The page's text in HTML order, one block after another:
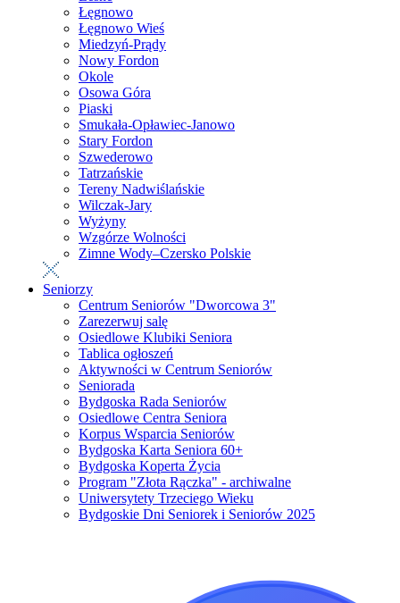
Łęgnowo
Łęgnowo Wieś
Miedzyń-Prądy
Nowy Fordon
Okole
Osowa Góra
Piaski
Smukała-Opławiec-Janowo
Stary Fordon
Szwederowo
Tatrzańskie
Tereny Nadwiślańskie
Wilczak-Jary
Wyżyny
Wzgórze Wolności
Zimne Wody–Czersko Polskie
Seniorzy
Centrum Seniorów "Dworcowa 3"
Zarezerwuj salę
Osiedlowe Klubiki Seniora
Tablica ogłoszeń
Aktywności w Centrum Seniorów
Seniorada
Bydgoska Rada Seniorów
Osiedlowe Centra Seniora
Korpus Wsparcia Seniorów
Bydgoska Karta Seniora 60+
Bydgoska Koperta Życia
Program "Złota Rączka" - archiwalne
Uniwersytety Trzeciego Wieku
Bydgoskie Dni Seniorek i Seniorów 2025